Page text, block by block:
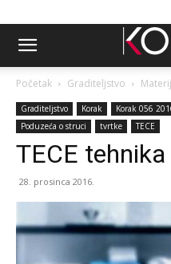
Početak Graditeljstvo
Graditeljstvo Korak Korak 056
Poduzeća o struci
tvrtke TECE
TECE
28. prosinca 2016.